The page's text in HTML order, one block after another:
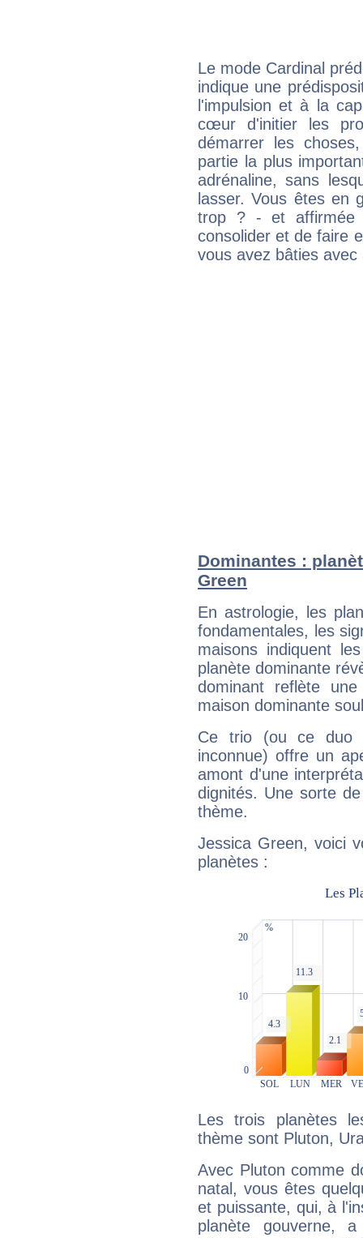
Le mode Cardinal
indique une
l'impulsion et à la
cœur d'initier les
démarrer les
partie la plus
adrénaline, sans
lasser. Vous êtes en
trop ? - et affirmée
consolider et de faire
vous avez bâties avec
Dominantes :
Green
En astrologie, les
fondamentales, les
maisons indiquent
planète dominante
dominant reflète
maison dominante
Ce trio (ou ce duo
inconnue) offre un
amont d'une
dignités. Une sorte
thème.
Jessica Green, voici
planètes :
Les trois planètes
thème sont Pluton,
Avec Pluton comme
natal, vous êtes
et puissante, qui, à
planète gouverne,